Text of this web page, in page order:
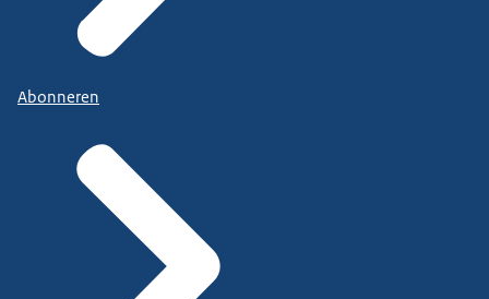
Abonneren